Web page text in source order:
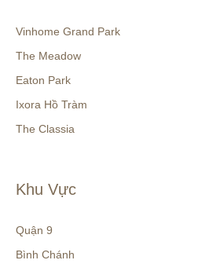
Vinhome Grand Park
The Meadow
Eaton Park
Ixora Hồ Tràm
The Classia
Khu Vực
Quận 9
Bình Chánh